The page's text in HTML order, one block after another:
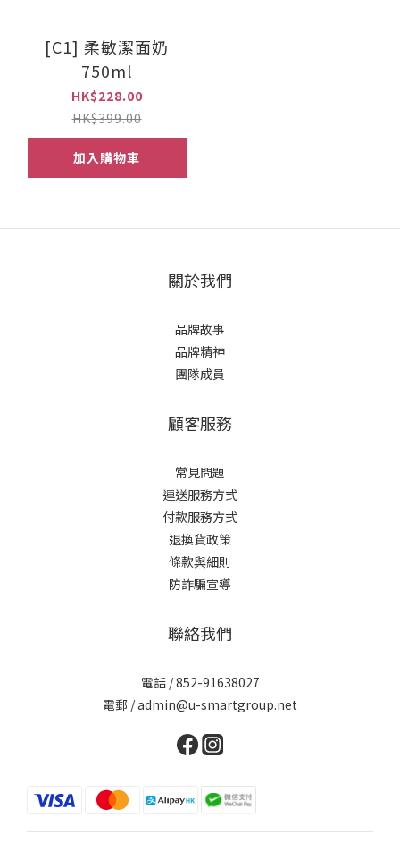
[C1] 柔敏潔面奶
750ml
HK$228.00
HK$399.00
加入購物車
關於我們
品牌故事
品牌精神
團隊成員
顧客服務
常見問題
運送服務方式
付款服務方式
退換貨政策
條款與細則
防詐騙宣導
聯絡我們
電話 / 852-91638027
電郵 / admin@u-smartgroup.net